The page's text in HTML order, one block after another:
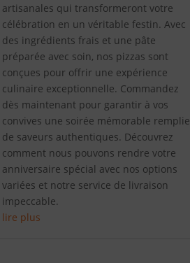
artisanales qui transformeront votre
célébration en un véritable festin. Avec
des ingrédients frais et une pâte
préparée avec soin, nos pizzas sont
conçues pour offrir une expérience
culinaire exceptionnelle. Commandez
dès maintenant pour garantir à vos
convives une soirée mémorable remplie
de saveurs authentiques. Découvrez
comment nous pouvons rendre votre
anniversaire spécial avec nos options
variées et notre service de livraison
impeccable.
lire plus